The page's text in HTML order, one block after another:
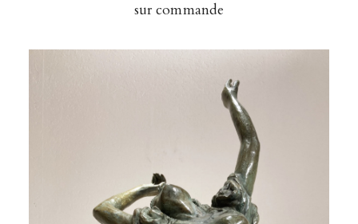
sur commande